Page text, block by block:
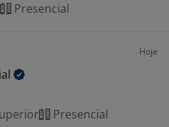
Presencial
Hoje
Presencial